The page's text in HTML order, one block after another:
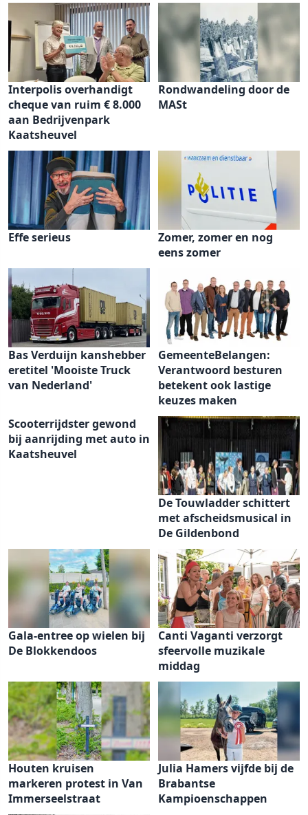
Interpolis overhandigt
cheque van ruim € 8.000
aan Bedrijvenpark
Kaatsheuvel
Rondwandeling door de
MASt
Effe serieus
Zomer, zomer en nog
eens zomer
Bas Verduijn kanshebber
eretitel 'Mooiste Truck
van Nederland'
GemeenteBelangen:
Verantwoord besturen
betekent ook lastige
keuzes maken
Scooterrijdster gewond
bij aanrijding met auto in
Kaatsheuvel
De Touwladder schittert
met afscheidsmusical in
De Gildenbond
Gala-entree op wielen bij
De Blokkendoos
Canti Vaganti verzorgt
sfeervolle muzikale
middag
Houten kruisen
markeren protest in Van
Immerseelstraat
Julia Hamers vijfde bij de
Brabantse
Kampioenschappen